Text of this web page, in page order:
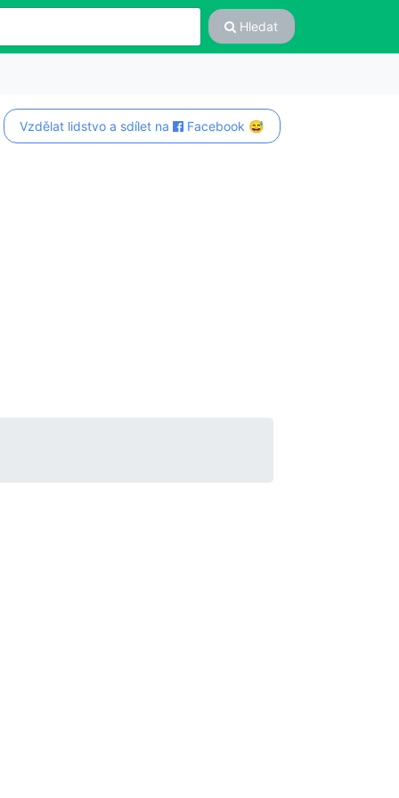
Hledat
Vzdělat lidstvo a sdílet na Facebook 😅